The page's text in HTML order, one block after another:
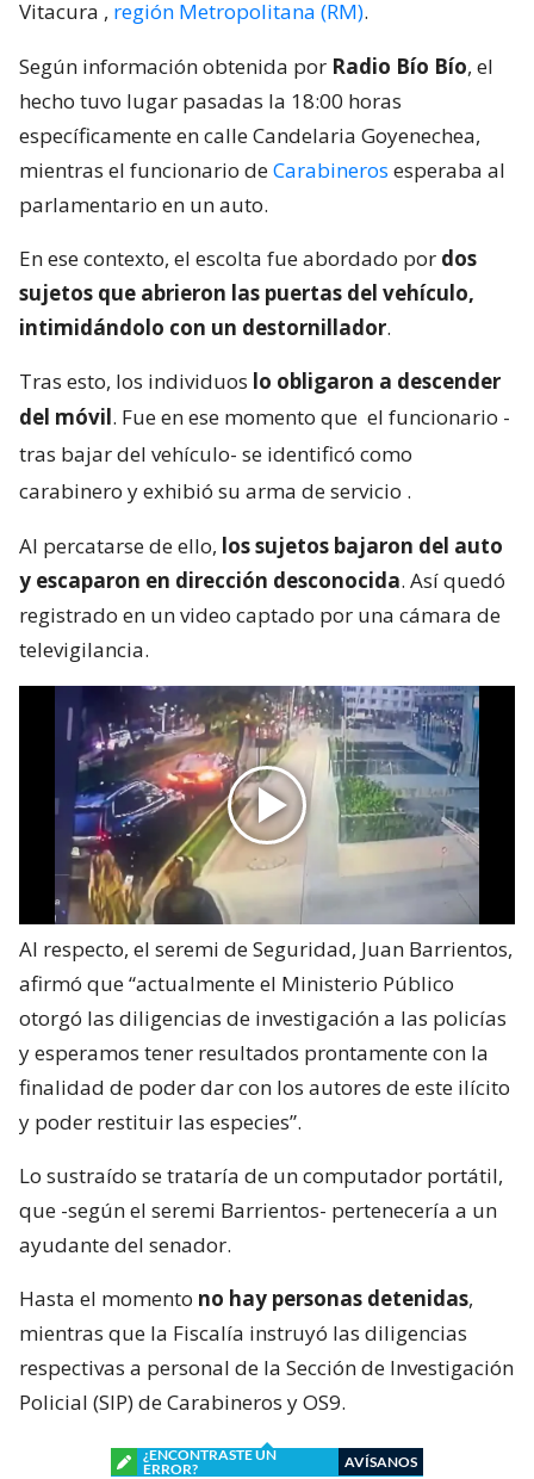
Vitacura , región Metropolitana (RM).
Según información obtenida por Radio Bío Bío, el
hecho tuvo lugar pasadas la 18:00 horas
específicamente en calle Candelaria Goyenechea,
mientras el funcionario deCarabineros esperaba al
parlamentario en un auto.
En ese contexto, el escolta fue abordado por dos
sujetos que abrieron las puertas del vehículo,
intimidándolo con un destornillador.
Tras esto, los individuos lo obligaron a descender
del móvil. Fue en ese momento que el funcionario -
tras bajar del vehículo- se identificó como
carabinero y exhibió su arma de servicio .
Al percatarse de ello, los sujetos bajaron del auto
y escaparon en dirección desconocida. Así quedó
registrado en un video captado por una cámara de
televigilancia.
Al respecto, el seremi de Seguridad, Juan Barrientos,
afirmó que “actualmente el Ministerio Público
otorgó las diligencias de investigación a las policías
y esperamos tener resultados prontamente con la
finalidad de poder dar con los autores de este ilícito
y poder restituir las especies”.
Lo sustraído se trataría de un computador portátil,
que -según el seremi Barrientos- pertenecería a un
ayudante del senador.
Hasta el momento no hay personas detenidas,
mientras que la Fiscalía instruyó las diligencias
respectivas a personal de la Sección de Investigación
Policial (SIP) de Carabineros y OS9.
¿ENCONTRASTE UN
ERROR?
AVÍSANOS